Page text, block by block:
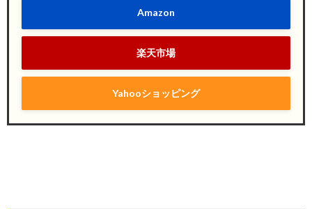
Amazon
楽天市場
Yahooショッピング